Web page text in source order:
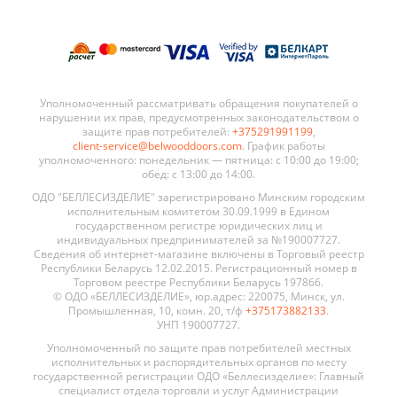
Уполномоченный рассматривать обращения покупателей о
нарушении их прав, предусмотренных законодательством о
защите прав потребителей: +375291991199,
client-service@belwooddoors.com. График работы
уполномоченного: понедельник — пятница: с 10:00 до 19:00;
обед: с 13:00 до 14:00.
ОДО "БЕЛЛЕСИЗДЕЛИЕ" зарегистрировано Минским городским
исполнительным комитетом 30.09.1999 в Едином
государственном регистре юридических лиц и
индивидуальных предпринимателей за №190007727.
Сведения об интернет-магазине включены в Торговый реестр
Республики Беларусь 12.02.2015. Регистрационный номер в
Торговом реестре Республики Беларусь 197866.
© ОДО «БЕЛЛЕСИЗДЕЛИЕ», юр.адрес: 220075, Минск, ул.
Промышленная, 10, комн. 20, т/ф +375173882133.
УНП 190007727.
Уполномоченный по защите прав потребителей местных
исполнительных и распорядительных органов по месту
государственной регистрации ОДО «Беллесизделие»: Главный
специалист отдела торговли и услуг Администрации